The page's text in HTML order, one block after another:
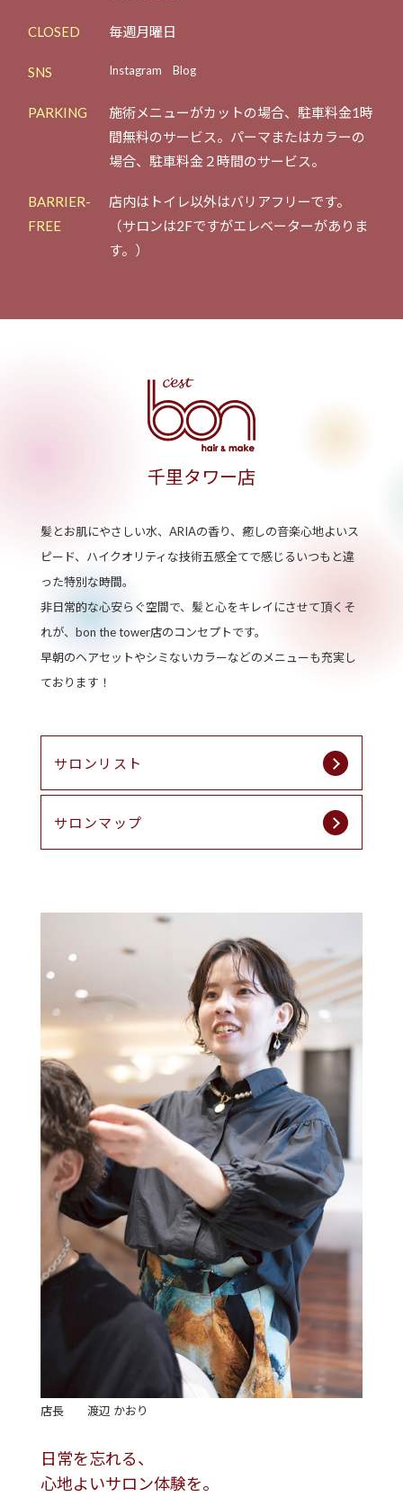
CLOSED 毎週月曜日
SNS Instagram Blog
PARKING
施術メニューがカットの場合、駐車料金1時
間無料のサービス。 パーマまたはカラーの
場合、駐車料金２時間のサービス。
BARRIER-
FREE
店内はトイレ以外はバリアフリーです。
（サロンは2Fですがエレベーターがありま
す。）
千里タワー店
髪とお肌にやさしい水、ARIAの香り、癒しの音楽心地よいス
ピード、 ハイクオリティな技術五感全てで感じるいつもと違
った特別な時間。
非日常的な心安らぐ空間で、髪と心をキレイにさせて頂く そ
れが、bon the tower店のコンセプトです。
早朝のヘアセットやシミないカラーなどのメニューも充実し
ております！
サロンリスト
サロンマップ
店長 渡辺 かおり
日常を忘れる、
心地よいサロン体験を。